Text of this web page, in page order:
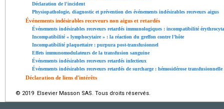
Déclaration de l'incident
Physiopathologie, diagnostic et prévention des événements indésirables receveurs aigus
Événements indésirables receveurs non aigus et retardés
Événements indésirables receveurs retardés immunologiques : incompatibilité
Incompatibilité « lymphocytaire » : la réaction du greffon contre l'hôte
Incompatibilité plaquettaire : purpura post-transfusionnel
Effets immunomodulateurs de la transfusion sanguine
Événements indésirables receveurs retardés infectieux
Événements indésirables receveurs retardés de surcharge : hémosidérose transfusionnelle
Déclaration de liens d'intérêts
© 2019 Elsevier Masson SAS. Tous droits réservés.